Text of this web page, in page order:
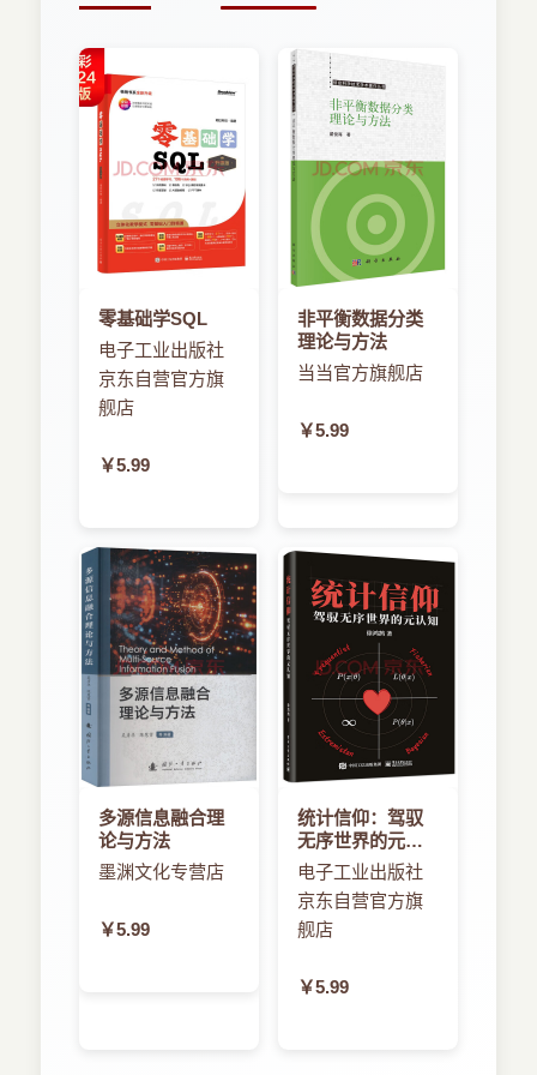
零基础学SQL
电子工业出版社
京东自营官方旗
舰店
￥5.99
非平衡数据分类
理论与方法
当当官方旗舰店
￥5.99
多源信息融合理
论与方法
墨渊文化专营店
￥5.99
统计信仰：驾驭
无序世界的元认
知
电子工业出版社
京东自营官方旗
舰店
￥5.99